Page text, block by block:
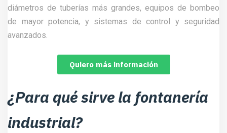
diámetros de tuberías más grandes, equipos de bombeo
de mayor potencia, y sistemas de control y seguridad
avanzados.
Quiero más información
¿Para qué sirve la fontanería
industrial?